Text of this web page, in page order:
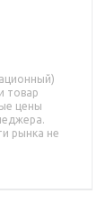
товар
цены
рынка не